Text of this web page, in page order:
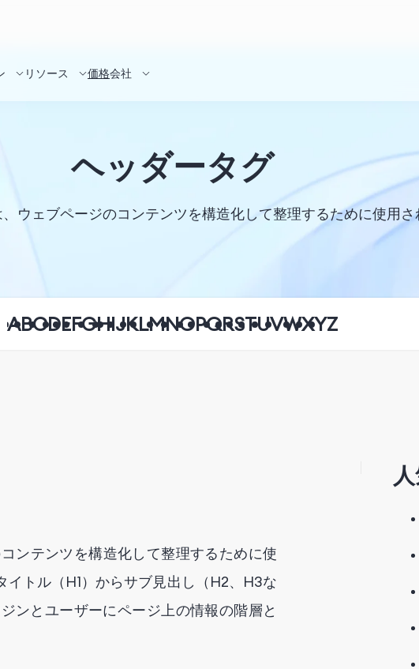
リソース 価格会社
ヘッダータグ
ウェブページのコンテンツを構造化して整理するために使用さ
ABCDEFGHIJKLMNOPQRSTUVWXYZ
ンテンツを構造化して整理するために使
トル（H1）からサブ見出し（H2、H3な
ンとユーザーにページ上の情報の階層と